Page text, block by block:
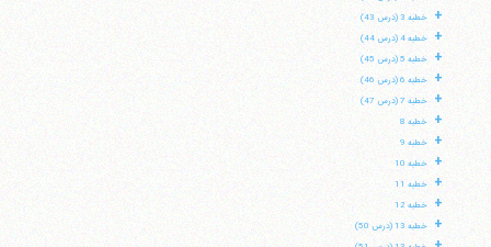
+ خطبه 3 (درس 43)
+ خطبه 4 (درس 44)
+ خطبه 5 (درس 45)
+ خطبه 6 (درس 46)
+ خطبه 7 (درس 47)
+ خطبه 8
+ خطبه 9
+ خطبه 10
+ خطبه 11
+ خطبه 12
+ خطبه 13 (درس 50)